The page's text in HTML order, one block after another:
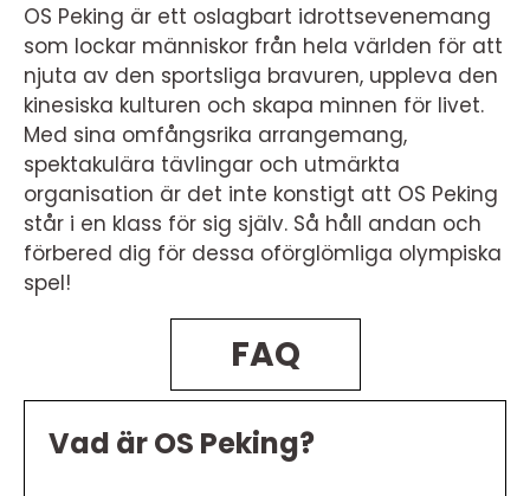
OS Peking är ett oslagbart idrottsevenemang
som lockar människor från hela världen för att
njuta av den sportsliga bravuren, uppleva den
kinesiska kulturen och skapa minnen för livet.
Med sina omfångsrika arrangemang,
spektakulära tävlingar och utmärkta
organisation är det inte konstigt att OS Peking
står i en klass för sig själv. Så håll andan och
förbered dig för dessa oförglömliga olympiska
spel!
FAQ
Vad är OS Peking?